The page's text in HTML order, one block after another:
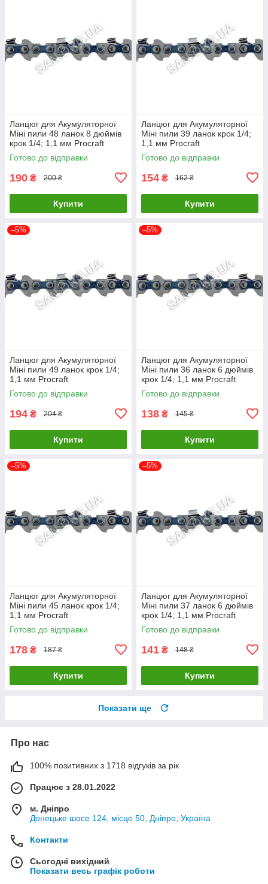
Ланцюг для Акумуляторної
Міні пили 48 ланок 8 дюймів
крок 1/4; 1,1 мм Procraft
Готово до відправки
190 ₴ 200 ₴
Купити
Ланцюг для Акумуляторної
Міні пили 39 ланок крок 1/4;
1,1 мм Procraft
Готово до відправки
154 ₴ 162 ₴
Купити
–5%
Ланцюг для Акумуляторної
Міні пили 49 ланок крок 1/4;
1,1 мм Procraft
Готово до відправки
194 ₴ 204 ₴
Купити
–5%
Ланцюг для Акумуляторної
Міні пили 36 ланок 6 дюймів
крок 1/4; 1,1 мм Procraft
Готово до відправки
138 ₴ 145 ₴
Купити
–5%
Ланцюг для Акумуляторної
Міні пили 45 ланок крок 1/4;
1,1 мм Procraft
Готово до відправки
178 ₴ 187 ₴
Купити
–5%
Ланцюг для Акумуляторної
Міні пили 37 ланок 6 дюймів
крок 1/4; 1,1 мм Procraft
Готово до відправки
141 ₴ 148 ₴
Купити
Показати ще
Про нас
100% позитивних з 1718 відгуків за рік
Працює з 28.01.2022
м. Дніпро
Донецьке шосе 124, місце 50, Дніпро, Україна
Контакти
Сьогодні вихідний
Показати весь графік роботи